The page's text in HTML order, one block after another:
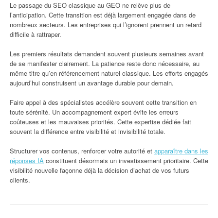
Le passage du SEO classique au GEO ne relève plus de
l’anticipation. Cette transition est déjà largement engagée dans de
nombreux secteurs. Les entreprises qui l’ignorent prennent un retard
difficile à rattraper.
Les premiers résultats demandent souvent plusieurs semaines avant
de se manifester clairement. La patience reste donc nécessaire, au
même titre qu’en référencement naturel classique. Les efforts engagés
aujourd’hui construisent un avantage durable pour demain.
Faire appel à des spécialistes accélère souvent cette transition en
toute sérénité. Un accompagnement expert évite les erreurs
coûteuses et les mauvaises priorités. Cette expertise dédiée fait
souvent la différence entre visibilité et invisibilité totale.
Structurer vos contenus, renforcer votre autorité et apparaître dans les
réponses IA constituent désormais un investissement prioritaire. Cette
visibilité nouvelle façonne déjà la décision d’achat de vos futurs
clients.